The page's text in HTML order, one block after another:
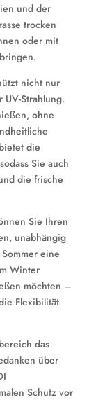
und der
trocken
oder mit
nicht nur
Strahlung.
ohne
die
Sie auch
die frische
Sie Ihren
unabhängig
eine
Winter
möchten –
Flexibilität
das
über
Schutz vor